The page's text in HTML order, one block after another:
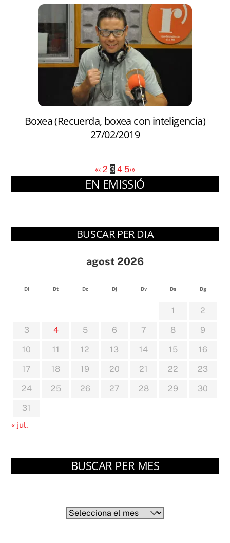
Boxea (Recuerda, boxea con inteligencia)
27/02/2019
«‹ 2 3 4 5›»
EN EMISSIÓ
BUSCAR PER DIA
agost 2026
Dl Dt Dc Dj Dv Ds Dg
1
2
3
4 5 6 7 8
9
10
11 12 13 14 15
16
17
18 19 20 21 22
23
24
25 26 27 28 29
30
31
« jul.
BUSCAR PER MES
Arxius